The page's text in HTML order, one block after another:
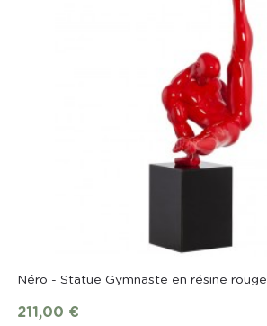
Néro - Statue Gymnaste en résine rouge
211,00 €